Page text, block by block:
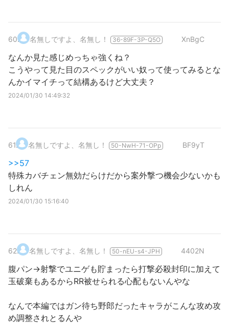
60. 名無しですよ、名無し！ 36-89F-3P-Q5O XnBgC
なんか見た感じめっちゃ強くね？
こうやって見た目のスペックがいい奴って使ってみるとな
んかイマイチって結構あるけど大丈夫？
2024/01/30 14:49:32
61. 名無しですよ、名無し！ 50-NwH-71-OPp BF9yT
>>57
特殊カバチェン無効だらけだから案外撃つ機会少ないかも
しれん
2024/01/30 15:16:40
62. 名無しですよ、名無し！ 50-nEU-s4-JPH 4402N
腹パン→射撃でユニゲも貯まったら打撃必殺封印に加えて
玉破棄もあるからRR被せられる心配もないんやな
なんで本編ではガン待ち野郎だったキャラがこんな攻め攻
め調整されとるんや